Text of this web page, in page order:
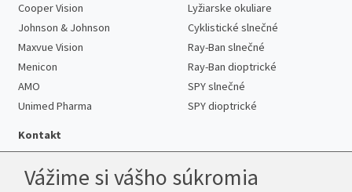
Cooper Vision
Johnson & Johnson
Maxvue Vision
Menicon
AMO
Unimed Pharma
Lyžiarske okuliare
Cyklistické slnečné
Ray-Ban slnečné
Ray-Ban dioptrické
SPY slnečné
SPY dioptrické
Kontakt
Vážime si vášho súkromia